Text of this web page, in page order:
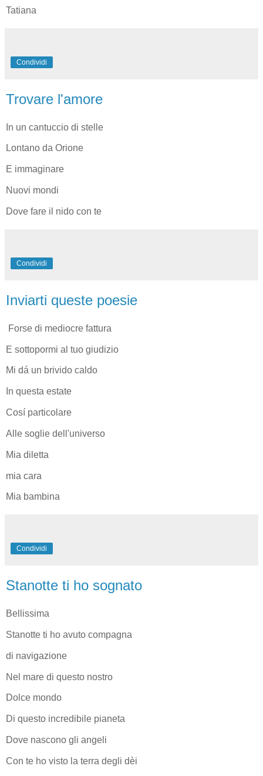
Tatiana
Condividi
Trovare l'amore
In un cantuccio di stelle
Lontano da Orione
E immaginare
Nuovi mondi
Dove fare il nido con te
Condividi
Inviarti queste poesie
Forse di mediocre fattura
E sottopormi al tuo giudizio
Mi dá un brivido caldo
In questa estate
Cosí particolare
Alle soglie dell'universo
Mia diletta
mia cara
Mia bambina
Condividi
Stanotte ti ho sognato
Bellissima
Stanotte ti ho avuto compagna
di navigazione
Nel mare di questo nostro
Dolce mondo
Di questo incredibile pianeta
Dove nascono gli angeli
Con te ho visto la terra degli dèi